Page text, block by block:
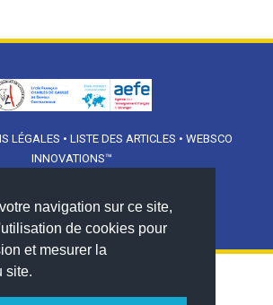
navigation sur ce site,
de cookies pour
et mesurer la
site.
LÉGALES • LISTE DES ARTICLES • WEBSCO
INNOVATIONS™